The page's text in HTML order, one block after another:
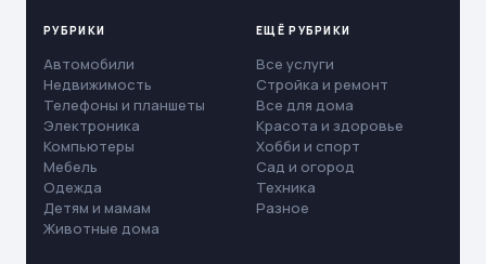
РУБРИКИ
Автомобили
Недвижимость
Телефоны и планшеты
Электроника
Компьютеры
Мебель
Одежда
Детям и мамам
Животные дома
ЕЩЁ РУБРИКИ
Все услуги
Стройка и ремонт
Все для дома
Красота и здоровье
Хобби и спорт
Сад и огород
Техника
Разное